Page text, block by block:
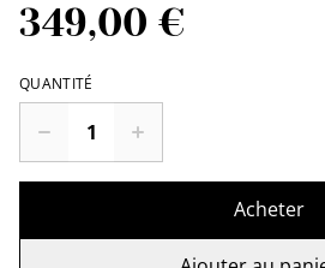
349,00 €
QUANTITÉ
Acheter